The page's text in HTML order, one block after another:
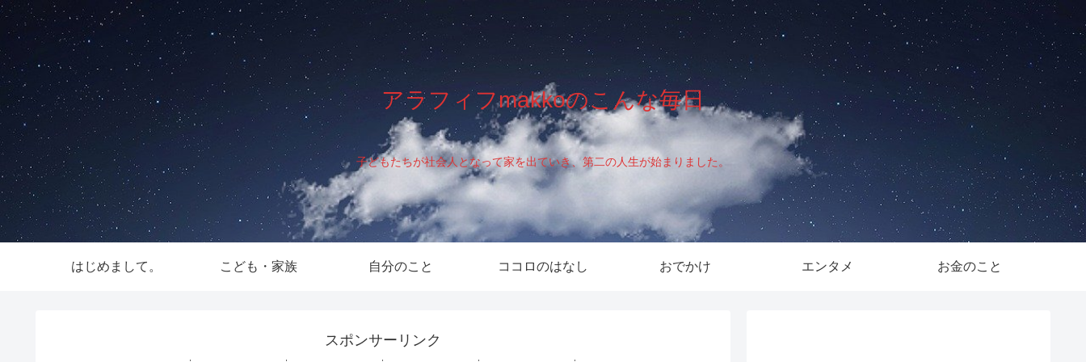
アラフィフmakkoのこんな毎日
子どもたちが社会人となって家を出ていき、第二の人生が始まりました。
はじめまして。 こども・家族 自分のこと ココロのはなし おでかけ エンタメ お金のこと
スポンサーリンク